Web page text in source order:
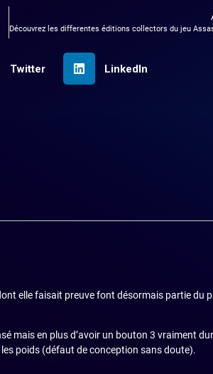
Twitter LinkedIn
elle faisait preuve font désormais partie du
mais en plus d’avoir un bouton 3 vraiment
poids (défaut de conception sans doute).